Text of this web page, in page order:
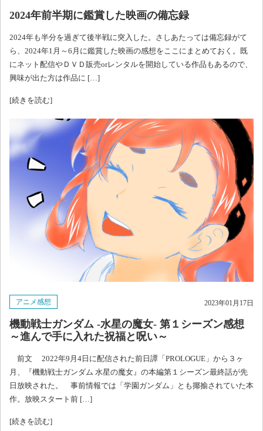
2024年前半期に鑑賞した映画の備忘録
2024年も半分を過ぎて後半戦に突入した。さしあたっては備忘録がて
ら、2024年1月～6月に鑑賞した映画の感想をここにまとめておく。既
にネット配信やＤＶＤ販売orレンタルを開始している作品もあるので、
興味が出た方は作品に […]
[続きを読む]
アニメ感想 2023年01月17日
機動戦士ガンダム -水星の魔女- 第１シーズン感想
～進んで手に入れた祝福と呪い～
前文 2022年9月4日に配信された前日譚「PROLOGUE」から３ヶ
月、『機動戦士ガンダム 水星の魔女』の本編第１シーズン最終話が先
日放映された。 事前情報では「学園ガンダム」とも揶揄されていた本
作。放映スタート前 […]
[続きを読む]